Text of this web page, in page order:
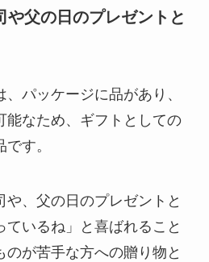
や父の日のプレゼントと
パッケージに品があり、
能なため、ギフトとしての
す。
、父の日のプレゼントと
ているね」と喜ばれること
が苦手な方への贈り物と